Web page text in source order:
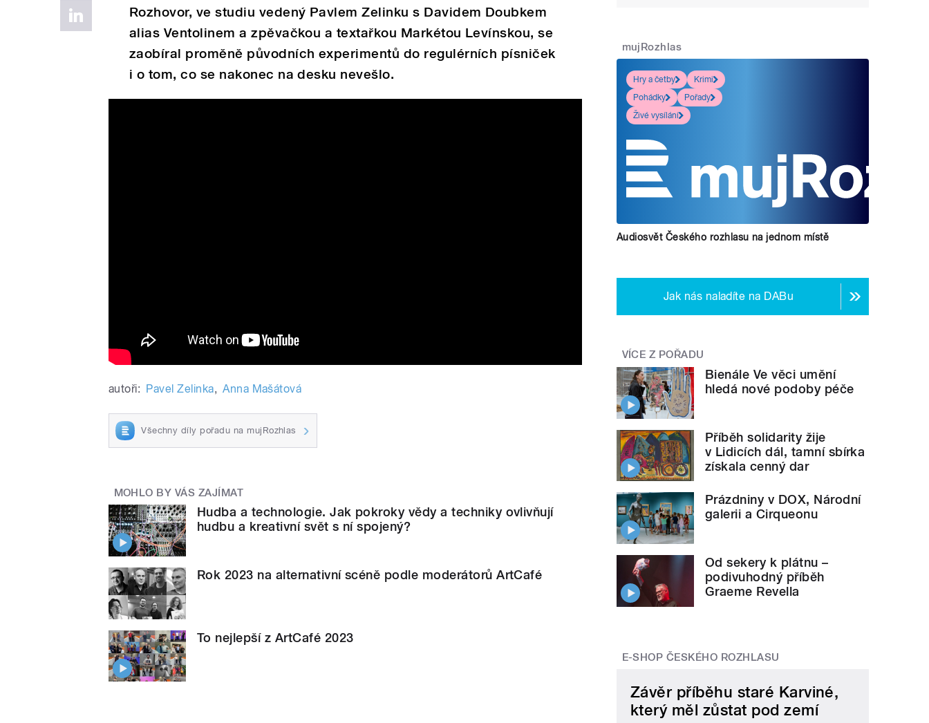
Rozhovor, ve studiu vedený Pavlem Zelinku s Davidem Doubkem
alias Ventolinem a zpěvačkou a textařkou Markétou Levínskou, se
zaobíral proměně původních experimentů do regulérních písniček
i o tom, co se nakonec na desku nevešlo.
autoři: Pavel Zelinka, Anna Mašátová
Všechny díly pořadu na mujRozhlas
MOHLO BY VÁS ZAJÍMAT
Hudba a technologie. Jak pokroky vědy a techniky ovlivňují
hudbu a kreativní svět s ní spojený?
Rok 2023 na alternativní scéně podle moderátorů ArtCafé
To nejlepší z ArtCafé 2023
mujRozhlas
Hry a četby
Krimi
Pohádky
Pořady
Živé vysílání
Audiosvět Českého rozhlasu na jednom místě
Jak nás naladíte na DABu
VÍCE Z POŘADU
Bienále Ve věci umění
hledá nové podoby péče
Příběh solidarity žije
v Lidicích dál, tamní sbírka
získala cenný dar
Prázdniny v DOX, Národní
galerii a Cirqueonu
Od sekery k plátnu –
podivuhodný příběh
Graeme Revella
E-SHOP ČESKÉHO ROZHLASU
Závěr příběhu staré Karviné,
který měl zůstat pod zemí